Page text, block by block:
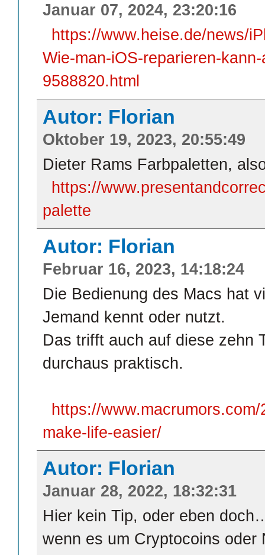
Januar 07, 2024, 23:20:16
https://www.heise.de/news/
Wie-man-iOS-reparieren-
9588820.html
Autor: Florian
Oktober 19, 2023, 20:55:49
Dieter Rams Farbpaletten,
https://
palette
Autor: Florian
Februar 16, 2023, 14:18:24
Die Bedienung des Macs hat
Jemand kennt oder nutzt.
Das trifft auch auf diese zehn
durchaus praktisch.
https://
make-life-easier/
Autor: Florian
Januar 28, 2022, 18:32:31
Hier kein Tip, oder eben
wenn es um Cryptocoins oder